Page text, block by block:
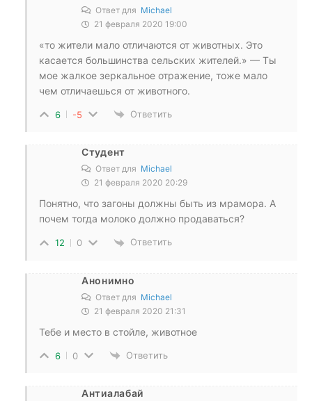
Ответ для Michael
21 февраля 2020 19:00
«то жители мало отличаются от животных. Это
касается большинства сельских жителей.» — Ты
мое жалкое зеркальное отражение, тоже мало
чем отличаешься от животного.
6 -5 Ответить
Студент
Ответ для Michael
21 февраля 2020 20:29
Понятно, что загоны должны быть из мрамора. А
почем тогда молоко должно продаваться?
12 0 Ответить
Анонимно
Ответ для Michael
21 февраля 2020 21:31
Тебе и место в стойле, животное
6 0 Ответить
Антиалабай